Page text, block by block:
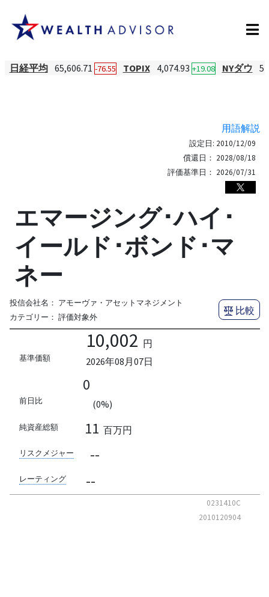
日経平均 65,606.71 -76.55 TOPIX 4,074.93 +19.08 NYダウ
用語解説
設定日: 2010/12/09
償還日： 2028/08/18
評価基準日： 2026/07/31
エマージング･ハイ･
イールド･ボンド･マ
ネー
投信会社名： アモーヴァ・アセットマネジメント
カテゴリー： 評価対象外
比較
基準価額
10,002 円
2026年08月07日
前日比
0
(0%)
純資産総額 11 百万円
リスクメジャー --
レーティング --
0231410C
2010120904